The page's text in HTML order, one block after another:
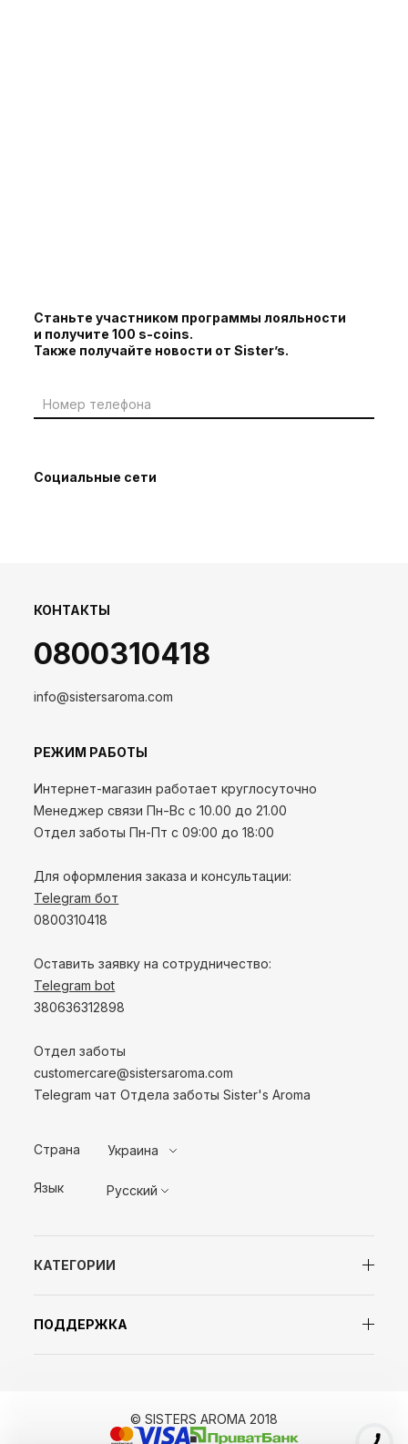
Станьте участником программы лояльности
и получите 100 s-coins.
Также получайте новости от Sister’s.
Социальные сети
КОНТАКТЫ
0800310418
info@sistersaroma.com
РЕЖИМ РАБОТЫ
Интернет-магазин работает круглосуточно
Менеджер связи Пн-Вс с 10.00 до 21.00
Отдел заботы Пн-Пт с 09:00 до 18:00
Для оформления заказа и консультации:
Telegram бот
0800310418
Оставить заявку на сотрудничество:
Telegram bot
380636312898
Отдел заботы
customercare@sistersaroma.com
Telegram чат Отдела заботы Sister's Aroma
КАТЕГОРИИ
ПОДДЕРЖКА
Страна Украина
Язык Русский
© SISTERS AROMA 2018